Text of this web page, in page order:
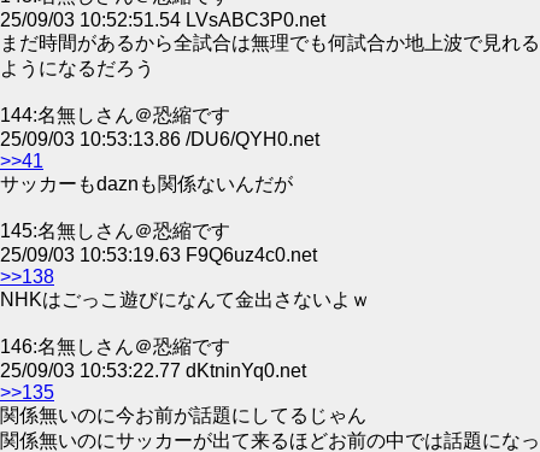
25/09/03 10:52:51.54 LVsABC3P0.net
まだ時間があるから全試合は無理でも何試合か地上波で見れる
ようになるだろう
144:名無しさん＠恐縮です
25/09/03 10:53:13.86 /DU6/QYH0.net
>>41
サッカーもdaznも関係ないんだが
145:名無しさん＠恐縮です
25/09/03 10:53:19.63 F9Q6uz4c0.net
>>138
NHKはごっこ遊びになんて金出さないよｗ
146:名無しさん＠恐縮です
25/09/03 10:53:22.77 dKtninYq0.net
>>135
関係無いのに今お前が話題にしてるじゃん
関係無いのにサッカーが出て来るほどお前の中では話題になっ